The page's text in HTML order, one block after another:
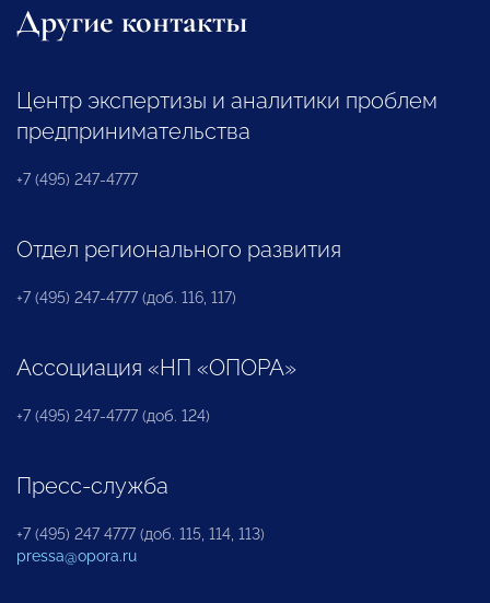
Другие контакты
Центр экспертизы и аналитики проблем
предпринимательства
+7 (495) 247-4777
Отдел регионального развития
+7 (495) 247-4777 (доб. 116, 117)
Ассоциация «НП «ОПОРА»
+7 (495) 247-4777 (доб. 124)
Пресс-служба
+7 (495) 247 4777 (доб. 115, 114, 113)
pressa@opora.ru